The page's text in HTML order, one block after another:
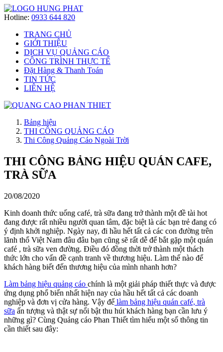
Hotline: 0933 644 820
TRANG CHỦ
GIỚI THIỆU
DỊCH VỤ QUẢNG CÁO
CÔNG TRÌNH THỰC TẾ
Đặt Hàng & Thanh Toán
TIN TỨC
LIÊN HỆ
Bảng hiệu
THI CÔNG QUẢNG CÁO
Thi Công Quảng Cáo Ngoài Trời
THI CÔNG BẢNG HIỆU QUÁN CAFE,
TRÀ SỮA
20/08/2020
Kinh doanh thức uống café, trà sữa đang trở thành một đề tài hot
đang được rất nhiều người quan tâm, đặc biệt là các bạn trẻ đang có
ý định khởi nghiệp. Ngày nay, đi hầu hết tất cả các con đường trên
lãnh thổ Việt Nam đâu đâu bạn cũng sẽ rất dễ để bắt gặp một quán
café , trà sữa ven đường. Điều đó đồng thời trở thành một thách
thức lớn cho vấn đề cạnh tranh về thương hiệu. Làm thế nào để
khách hàng biết đến thương hiệu của mình nhanh hơn?
Làm bảng hiệu quảng cáo chính là một giải pháp thiết thực và được
ứng dụng phổ biến nhất hiện nay của hầu hết tất cả các doanh
nghiệp và đơn vị cửa hàng. Vậy để làm bảng hiệu quán café, trà
sữa ấn tượng và thật sự nổi bật thu hút khách hàng bạn cần lưu ý
những gì? Cùng Quảng cáo Phan Thiết tìm hiểu một số thông tin
cần thiết sau đây: